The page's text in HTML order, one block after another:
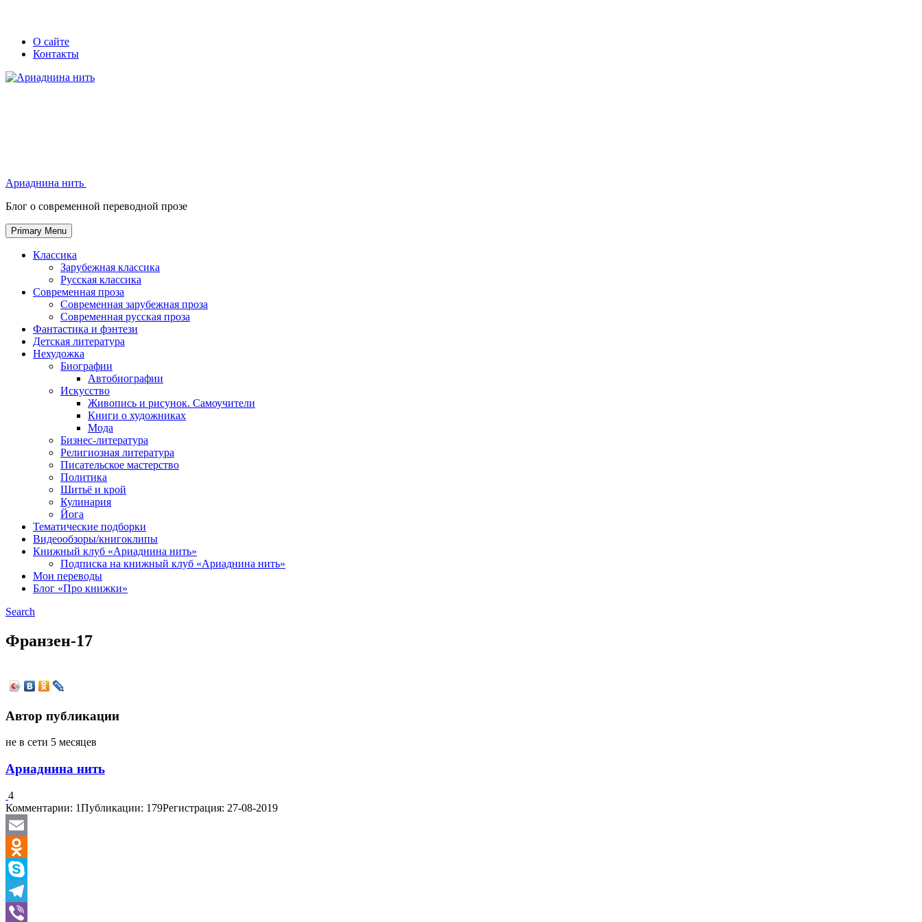
Skip
Secondary
left
navigation
Secondary
right
navigation
О сайте
Контакты
Ариаднина нить
Блог о современной переводной прозе
Primary Menu
Классика
Зарубежная классика
Русская классика
Современная проза
Современная зарубежная проза
Современная русская проза
Фантастика и фэнтези
Детская литература
Нехудожка
Биографии
Автобиографии
Искусство
Живопись и рисунок. Самоучители
Книги о художниках
Мода
Бизнес-литература
Религиозная литература
Писательское мастерство
Политика
Шитьё и крой
Кулинария
Йога
Тематические подборки
Видеообзоры/книгоклипы
Книжный клуб «Ариаднина нить»
Подписка на книжный клуб «Ариаднина нить»
Мои переводы
Блог «Про книжки»
Search
Франзен-17
Автор публикации
не в сети 5 месяцев
Ариаднина нить
4
Комментарии: 1Публикации: 179Регистрация: 27-08-2019
Email
Odnoklassniki
Skype
Telegram